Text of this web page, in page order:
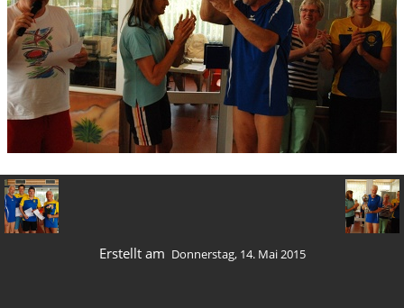
Erstellt am Donnerstag, 14. Mai 2015